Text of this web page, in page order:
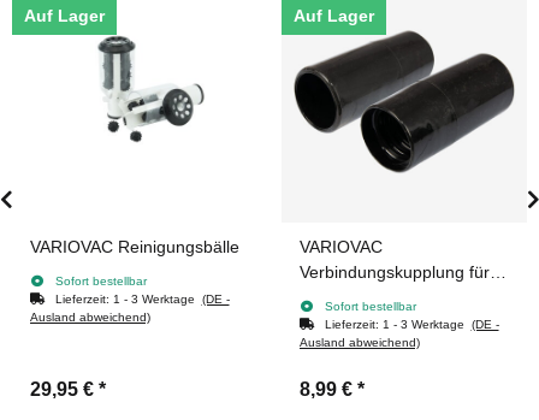
Auf Lager
VARIOVAC Reinigungsbälle
Sofort bestellbar
Lieferzeit: 1 - 3 Werktage (DE -
Ausland abweichend)
29,95 € *
Auf Lager
VARIOVAC
Verbindungskupplung für
Saugschlauchverlängerung
STANDARD
Sofort bestellbar
Lieferzeit: 1 - 3 Werktage (DE -
Ausland abweichend)
8,99 € *